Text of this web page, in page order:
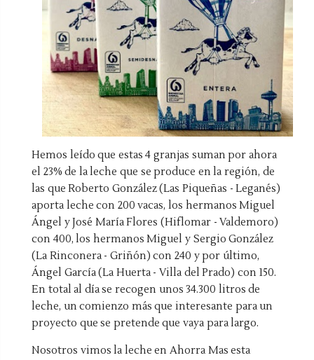
Hemos leído que estas 4 granjas suman por ahora
el 23% de la leche que se produce en la región, de
las que Roberto González (Las Piqueñas - Leganés)
aporta leche con 200 vacas, los hermanos Miguel
Ángel y José María Flores (Hiflomar - Valdemoro)
con 400, los hermanos Miguel y Sergio González
(La Rinconera - Griñón) con 240 y por último,
Ángel García (La Huerta - Villa del Prado) con 150.
En total al día se recogen unos 34.300 litros de
leche, un comienzo más que interesante para un
proyecto que se pretende que vaya para largo.
Nosotros vimos la leche en Ahorra Mas esta